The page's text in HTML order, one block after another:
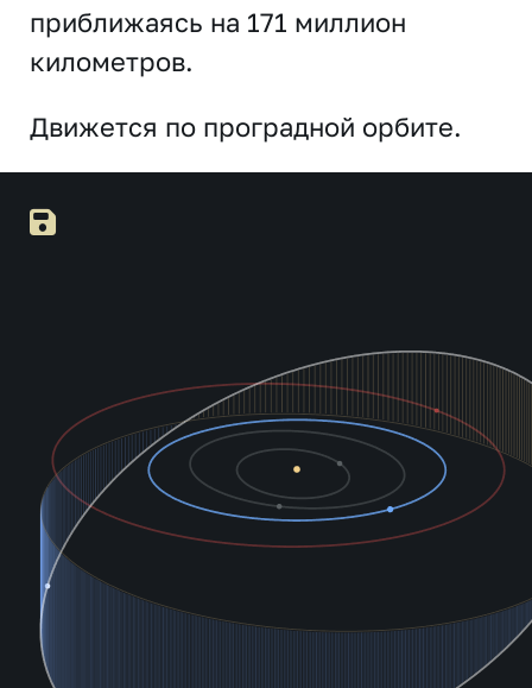
приближаясь на 171 миллион
километров.
Движется по проградной орбите.